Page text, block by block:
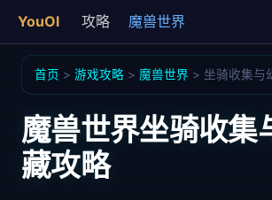
YouOl 攻略 魔兽世界
首页 > 游戏攻略 > 魔兽世界 > 坐骑收集与
魔兽世界坐骑收集
藏攻略